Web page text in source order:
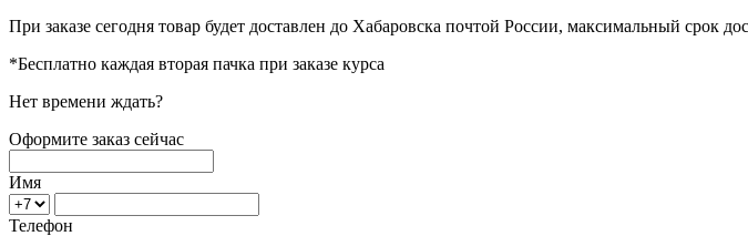
При заказе сегодня товар будет доставлен до Хабаровска почтой России, максимальный срок
*Бесплатно каждая вторая пачка при заказе курса
Нет времени ждать?
Оформите заказ сейчас
Имя
Телефон